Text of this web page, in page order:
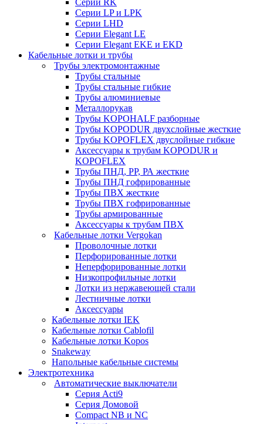
Серии LP и LPK
Серии LHD
Серии Elegant LE
Серии Elegant EKE и EKD
Кабельные лотки и трубы
Трубы электромонтажные
Трубы стальные
Трубы стальные гибкие
Трубы алюминиевые
Металлорукав
Трубы KOPOHALF разборные
Трубы KOPODUR двухслойные жесткие
Трубы KOPOFLEX двуслойные гибкие
Аксессуары к трубам KOPODUR и
KOPOFLEX
Трубы ПНД, РР, РА жесткие
Трубы ПНД гофрированные
Трубы ПВХ жесткие
Трубы ПВХ гофрированные
Трубы армированные
Аксессуары к трубам ПВХ
Кабельные лотки Vergokan
Проволочные лотки
Перфорированные лотки
Неперфорированные лотки
Низкопрофильные лотки
Лотки из нержавеющей стали
Лестничные лотки
Аксессуары
Кабельные лотки IEK
Кабельные лотки Cablofil
Кабельные лотки Kopos
Snakeway
Напольные кабельные системы
Электротехника
Автоматические выключатели
Серия Acti9
Серия Домовой
Compact NB и NC